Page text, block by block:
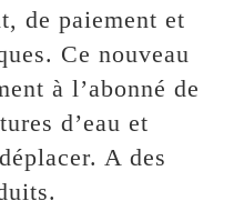
de paiement et
Ce nouveau
à l’abonné de
d’eau et
A des